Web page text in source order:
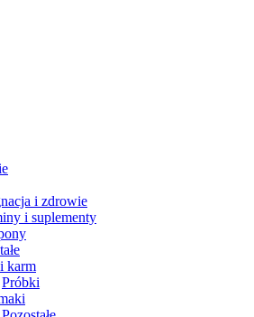
i zdrowie
i suplementy
karm
Próbki